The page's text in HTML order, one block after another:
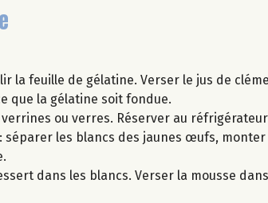
la feuille de gélatine. Verser le jus de
que la gélatine soit fondue.
ou verres. Réserver au
séparer les blancs des jaunes œufs,
dans les blancs. Verser la mousse